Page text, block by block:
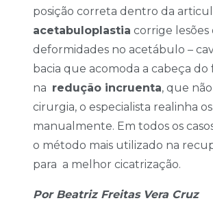
posição correta dentro da
acetabuloplastia corrige lesões
deformidades no acetábulo –
bacia que acomoda a cabeça do
na redução incruenta, que
cirurgia, o especialista realinha os
manualmente. Em todos os
o método mais utilizado na
para a melhor cicatrização.
Por Beatriz Freitas Vera Cruz